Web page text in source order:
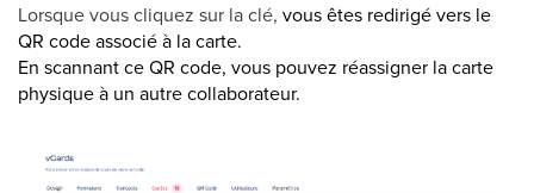
Lorsque vous cliquez sur la clé, vous êtes redirigé vers le
QR code associé à la carte.
En scannant ce QR code, vous pouvez réassigner la carte
physique à un autre collaborateur.